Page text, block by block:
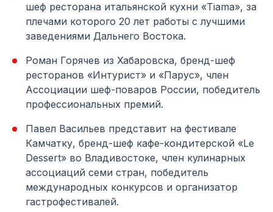
шеф ресторана итальянской кухни «Tiama», за
плечами которого 20 лет работы с лучшими
заведениями Дальнего Востока.
Роман Горячев из Хабаровска, бренд-шеф
ресторанов «Интурист» и «Парус», член
Ассоциации шеф-поваров России, победитель
профессиональных премий.
Павел Васильев представит на фестивале
Камчатку, бренд-шеф кафе-кондитерской «Le
Dessert» во Владивостоке, член кулинарных
ассоциаций семи стран, победитель
международных конкурсов и организатор
гастрофестивалей.